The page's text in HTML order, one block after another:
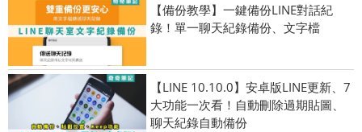
【備份教學】一鍵備份LINE對話紀
錄！單一聊天紀錄備份、文字檔
【LINE 10.10.0】安卓版LINE更新、7
大功能一次看！自動刪除過期貼圖、
聊天紀錄自動備份